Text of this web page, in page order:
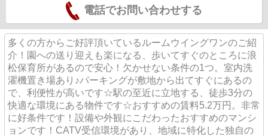
電話でお問い合わせする
多くの方からご好評頂いているルームウイングワンのご紹
介！園への送り迎えも楽になる、歩いてすぐのところに浪
松保育所があるので安心！欠かせない条件の1つ。室内洗
濯機置き場あり♪パーキングが敷地から出てすぐにあるの
で、利便性が高いです☆駅の至近に立地する、徒歩3分の
快適な環境にある物件です☆おすすめの賃料5.2万円。非常
に好条件です！設備や外観にこだわったおすすめのマンシ
ョンです！CATV受信環境があり、地域に特化した独自の